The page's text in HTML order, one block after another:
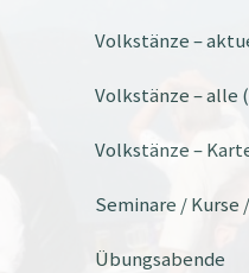
Volkstänze –
Volkstänze – alle
Volkstänze –
Seminare / Kurse
Übungsabende